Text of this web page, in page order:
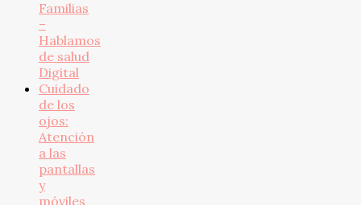
Familias
–
Hablamos
de salud
Digital
Cuidado
de los
ojos:
Atención
a las
pantallas
y
móviles